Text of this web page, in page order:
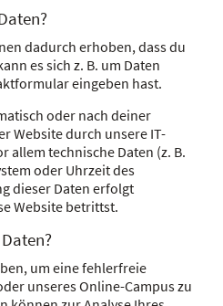
dadurch erhoben, dass du
es sich z. B. um Daten
eingeben hast.
oder nach deiner
Website durch unsere IT-
allem technische Daten (z. B.
oder Uhrzeit des
dieser Daten erfolgt
Website betrittst.
um eine fehlerfreie
unseres Online-Campus zu